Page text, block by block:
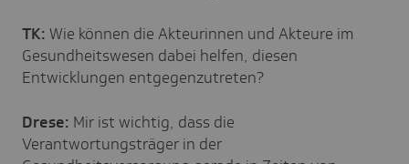
TK: Wie können die Akteurinnen und Akteure im
Gesundheitswesen dabei helfen, diesen
Entwicklungen entgegenzutreten?
Drese: Mir ist wichtig, dass die
Verantwortungsträger in der